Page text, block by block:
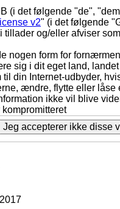
(i det følgende "de",
v2" (i det følgende
tillader og/eller afviser
nogen form for
sig i dit eget land,
til din Internet-udbyder,
ændre, flytte eller
ikke vil blive